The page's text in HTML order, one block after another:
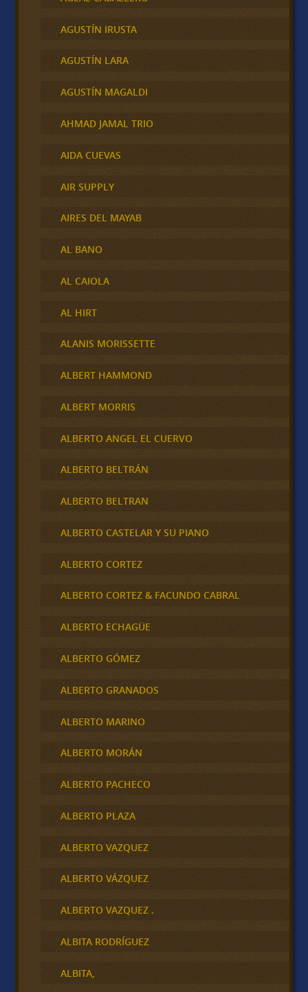
AGUSTÍN IRUSTA
AGUSTÍN LARA
AGUSTÍN MAGALDI
AHMAD JAMAL TRIO
AIDA CUEVAS
AIR SUPPLY
AIRES DEL MAYAB
AL BANO
AL CAIOLA
AL HIRT
ALANIS MORISSETTE
ALBERT HAMMOND
ALBERT MORRIS
ALBERTO ANGEL EL CUERVO
ALBERTO BELTRÁN
ALBERTO BELTRAN
ALBERTO CASTELAR Y SU PIANO
ALBERTO CORTEZ
ALBERTO CORTEZ & FACUNDO CABRAL
ALBERTO ECHAGÜE
ALBERTO GÓMEZ
ALBERTO GRANADOS
ALBERTO MARINO
ALBERTO MORÁN
ALBERTO PACHECO
ALBERTO PLAZA
ALBERTO VAZQUEZ
ALBERTO VÁZQUEZ
ALBERTO VAZQUEZ .
ALBITA RODRÍGUEZ
ALBITA,